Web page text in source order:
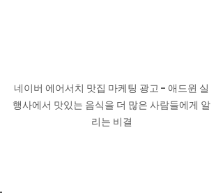
네이버 에어서치 맛집 마케팅 광고 - 애드윈 실
행사에서 맛있는 음식을 더 많은 사람들에게 알
리는 비결